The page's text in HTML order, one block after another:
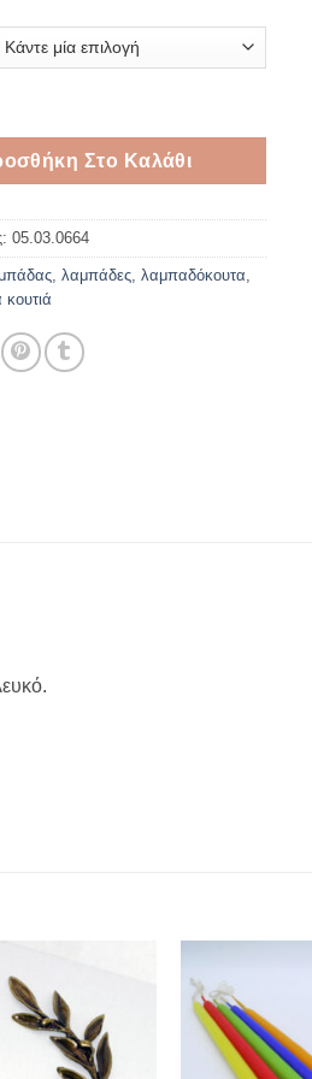
κουτιά λαμπάδας 42*10*5cm ποσότητα
Στο Καλάθι
05.03.0664
λαμπάδες λαμπαδόκουτα